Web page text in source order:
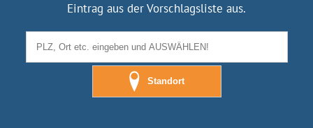
Eintrag aus der Vorschlagsliste aus.
Standort